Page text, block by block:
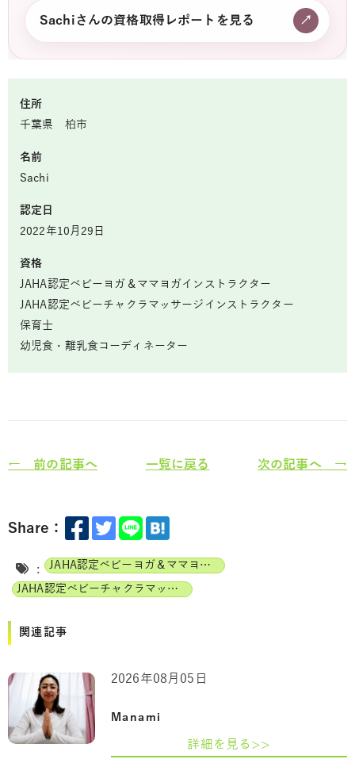
Sachiさんの資格取得レポートを見る ↗
住所
千葉県 柏市
名前
Sachi
認定日
2022年10月29日
資格
JAHA認定ベビーヨガ＆ママヨガインストラクター
JAHA認定ベビーチャクラマッサージインストラクター
保育士
幼児食・離乳食コーディネーター
← 前の記事へ 一覧に戻る 次の記事へ →
Share：
:
JAHA認定ベビーヨガ＆ママヨガインストラクター
JAHA認定ベビーチャクラマッサージインストラクター
関連記事
Manami
2026年08月05日
詳細を見る>>